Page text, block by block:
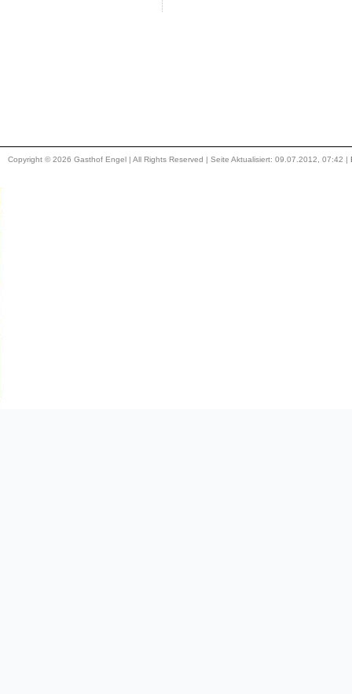
Copyright © 2026 Gasthof Engel | All Rights Reserved | Seite Aktualisiert: 09.07.2012, 07:42 |